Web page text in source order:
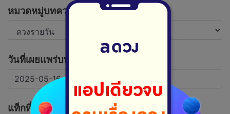
หมวดหมู่บทความ
วันที่เผยแพร่บทความ
แท็กที่เกี่ยวข้อง